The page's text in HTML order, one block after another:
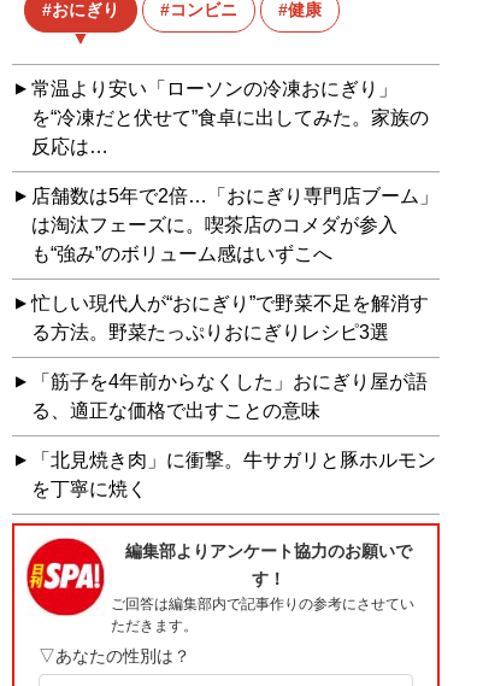
おにぎり コンビニ 健康
常温より安い「ローソンの冷凍おにぎり」
を“冷凍だと伏せて”食卓に出してみた。家族の
反応は…
店舗数は5年で2倍…「おにぎり専門店ブーム」
は淘汰フェーズに。喫茶店のコメダが参入
も“強み”のボリューム感はいずこへ
忙しい現代人が“おにぎり”で野菜不足を解消す
る方法。野菜たっぷりおにぎりレシピ3選
「筋子を4年前からなくした」おにぎり屋が語
る、適正な価格で出すことの意味
「北見焼き肉」に衝撃。牛サガリと豚ホルモン
を丁寧に焼く